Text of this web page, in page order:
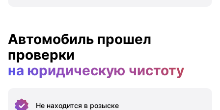
Автомобиль прошел
проверки
на юридическую чистоту
Не находится в розыске